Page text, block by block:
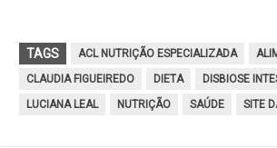
TAGS ACL NUTRIÇÃO ESPECIALIZADA
CLAUDIA FIGUEIREDO
DIETA
DISBIOSE
LUCIANA LEAL
NUTRIÇÃO SAÚDE SITE